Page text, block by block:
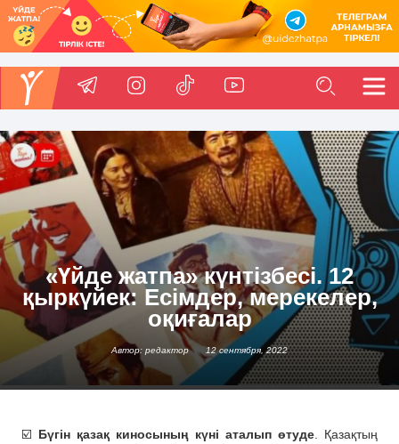
«Үйде жатпа» күнтізбесі. 12
қыркүйек: Есімдер, мерекелер,
оқиғалар
Автор: редактор 12 сентября, 2022
☑️ Бүгін қазақ киносының күні аталып өтуде. Қазақтың